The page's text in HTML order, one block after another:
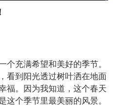
充满希望和美好的季节。
看到阳光透过树叶洒在地面
福。因为我知道，这个春天
这个季节里最美丽的风景。